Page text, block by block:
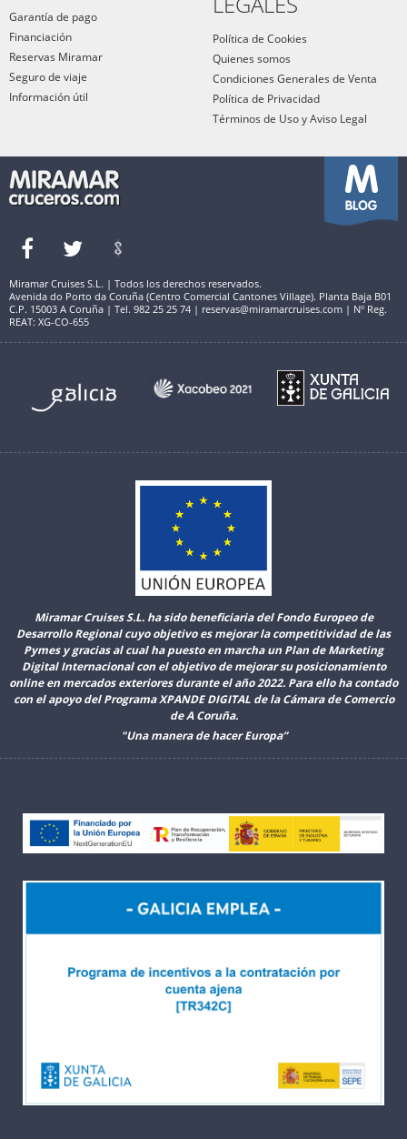
Garantía de pago
Financiación
Reservas Miramar
Seguro de viaje
Información útil
Política de Cookies
Quienes somos
Condiciones Generales de Venta
Política de Privacidad
Términos de Uso y Aviso Legal
Miramar Cruises S.L. | Todos los derechos reservados.
Avenida do Porto da Coruña (Centro Comercial Cantones Village). Planta Baja B01
C.P. 15003 A Coruña | Tel. 982 25 25 74 | reservas@miramarcruises.com | Nº Reg.
REAT: XG-CO-655
Miramar Cruises S.L. ha sido beneficiaria del Fondo Europeo de
Desarrollo Regional cuyo objetivo es mejorar la competitividad de las
Pymes y gracias al cual ha puesto en marcha un Plan de Marketing
Digital Internacional con el objetivo de mejorar su posicionamiento
online en mercados exteriores durante el año 2022. Para ello ha contado
con el apoyo del Programa XPANDE DIGITAL de la Cámara de Comercio
de A Coruña.
"Una manera de hacer Europa”